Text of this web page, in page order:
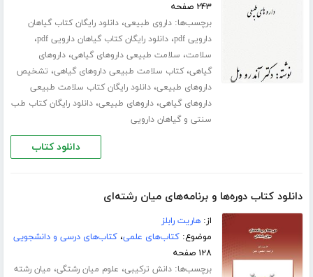
۲۴۳ صفحه
برچسب‌ها:داروی طبیعی،دانلود رایگان کتاب گیاهان
دارویی pdf
،دانلود رایگان کتاب گیاهان دارویی pdf ،
سلامت، سلامت طبیعی داروهای گیاهی،داروهای
گیاهی،کتاب سلامت طبیعی داروهای گیاهی، تشخیص
داروهای طبیعی،دانلود رایگان کتاب سلامت طبیعی
داروهای گیاهی،داروهای طبیعی،دانلود رایگان کتاب طب
سنتی و گیاهان دارویی
دانلود کتاب
دانلود کتاب دوره‌ها و برنامه‌های میان رشته‌ای
از:هاریت رابلز
موضوع:کتاب‌های علمی،کتاب‌های درسی و دانشجویی
۱۲۸ صفحه
برچسب‌ها:دانش ترکیبی، علوم میان رشتگی، میان رشته